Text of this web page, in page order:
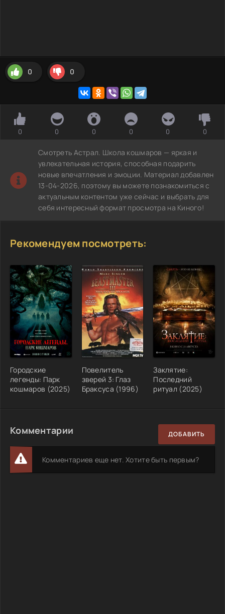
0 0
0 0 0 0 0 0
Смотреть Астрал. Школа кошмаров — яркая и
увлекательная история, способная подарить
новые впечатления и эмоции. Материал добавлен
13-04-2026, поэтому вы можете познакомиться с
актуальным контентом уже сейчас и выбрать для
себя интересный формат просмотра на Киного!
Рекомендуем посмотреть:
Городские
легенды: Парк
кошмаров (2025)
Повелитель
зверей 3: Глаз
Браксуса (1996)
Заклятие:
Последний
ритуал (2025)
Комментарии ДОБАВИТЬ
Комментариев еще нет. Хотите быть первым?